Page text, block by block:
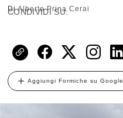
DiAlberto Prina Cerai
CONDIVIDI SU:
Aggiungi Formiche su Google